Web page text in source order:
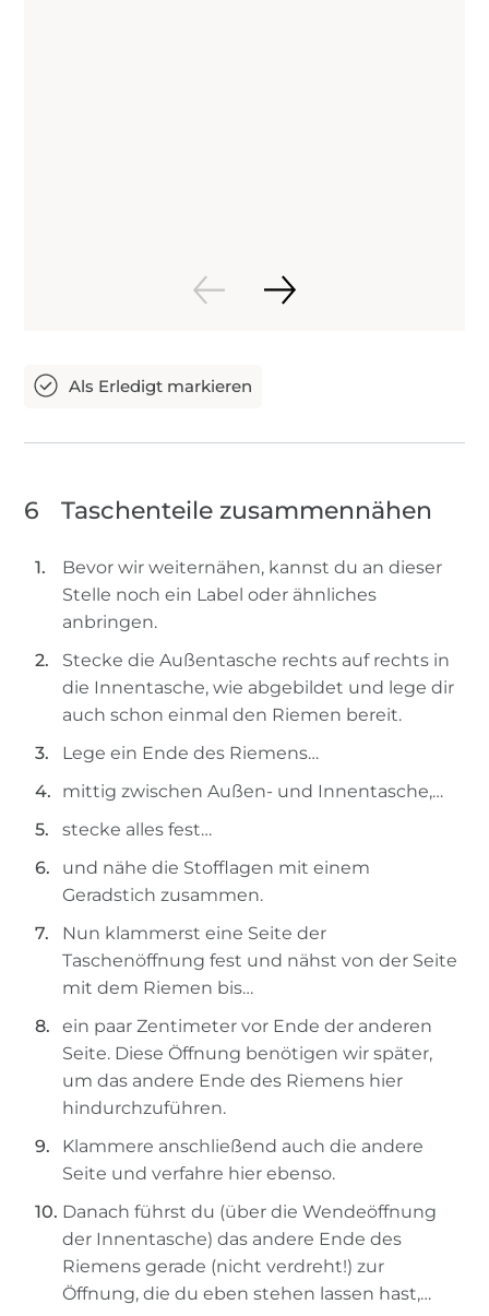
6 Taschenteile zusammennähen
Bevor wir weiternähen, kannst du an dieser
Stelle noch ein Label oder ähnliches
anbringen.
Stecke die Außentasche rechts auf rechts in
die Innentasche, wie abgebildet und lege dir
auch schon einmal den Riemen bereit.
Lege ein Ende des Riemens…
mittig zwischen Außen- und Innentasche,…
stecke alles fest…
und nähe die Stofflagen mit einem
Geradstich zusammen.
Nun klammerst eine Seite der
Taschenöffnung fest und nähst von der Seite
mit dem Riemen bis…
ein paar Zentimeter vor Ende der anderen
Seite. Diese Öffnung benötigen wir später,
um das andere Ende des Riemens hier
hindurchzuführen.
Klammere anschließend auch die andere
Seite und verfahre hier ebenso.
Danach führst du (über die Wendeöffnung
der Innentasche) das andere Ende des
Riemens gerade (nicht verdreht!) zur
Öffnung, die du eben stehen lassen hast,…